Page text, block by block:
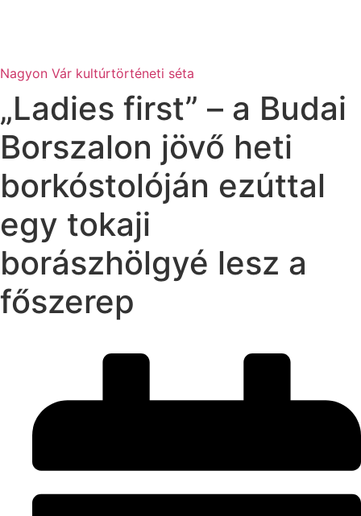
Nagyon Vár kultúrtörténeti séta
„Ladies first” – a Budai
Borszalon jövő heti
borkóstolóján ezúttal
egy tokaji
borászhölgyé lesz a
főszerep